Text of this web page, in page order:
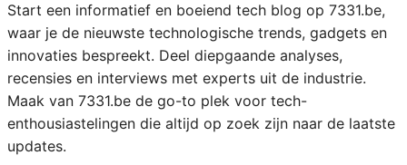
Start een informatief en boeiend tech blog op 7331.be,
waar je de nieuwste technologische trends, gadgets en
innovaties bespreekt. Deel diepgaande analyses,
recensies en interviews met experts uit de industrie.
Maak van 7331.be de go-to plek voor tech-
enthousiastelingen die altijd op zoek zijn naar de laatste
updates.